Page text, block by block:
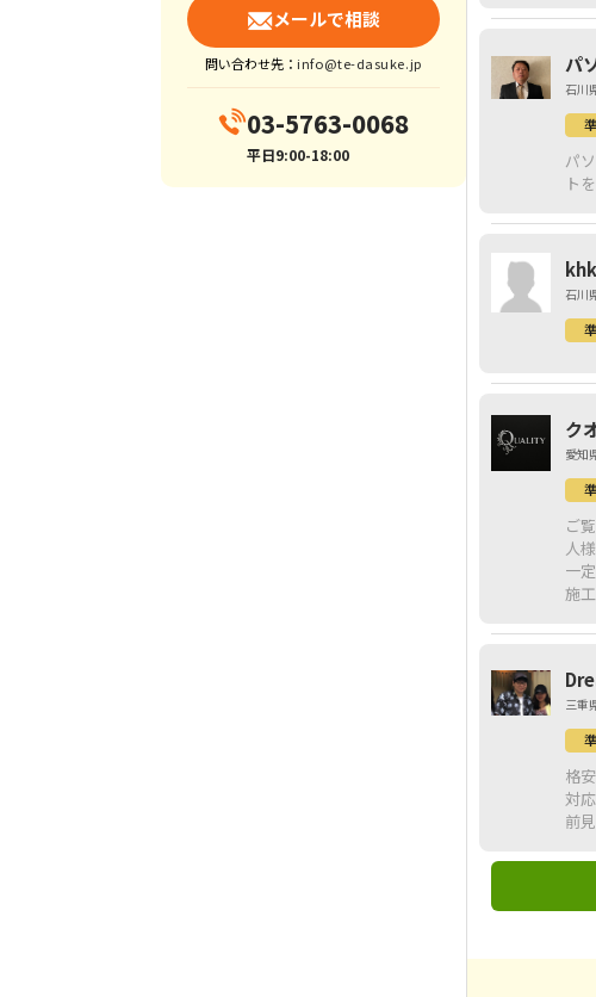
メールで相談
問い合わせ先： info@te-dasuke.jp
03-5763-0068
平日9:00-18:00
パ
石川
パ
ト
khk
石川
ク
愛知
ご覧
人
一
三重
格
対
前